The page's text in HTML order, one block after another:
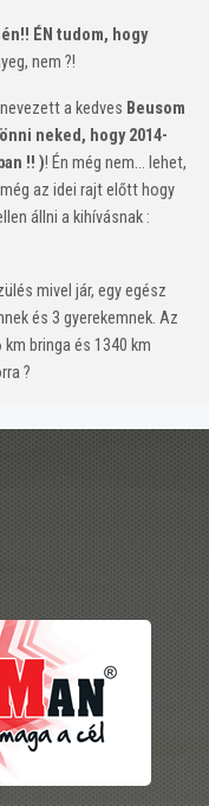
ÉN tudom, hogy
nem ?!
a kedves Beusom
neked, hogy 2014-
!! )! Én még nem… lehet,
az idei rajt előtt hogy
állni a kihívásnak :
mivel jár, egy egész
és 3 gyerekemnek. Az
bringa és 1340 km
?